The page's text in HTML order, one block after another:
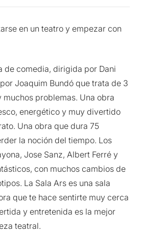
en un teatro y empezar con
de comedia, dirigida por Dani
Joaquim Bundó que trata de 3
muchos problemas. Una obra
energético y muy divertido
Una obra que dura 75
la noción del tiempo. Los
Jose Sanz, Albert Ferré y
con muchos cambios de
La Sala Ars es una sala
que te hace sentirte muy cerca
y entretenida es la mejor
teatral.